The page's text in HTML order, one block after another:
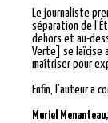
Le journaliste
séparation de
dehors et au-
Verte] se laïcise
maîtriser pour
Enfin, l’auteur a
Muriel